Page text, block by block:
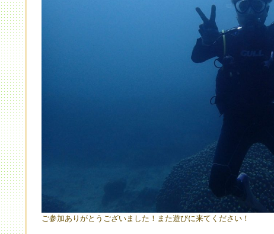
ご参加ありがとうございました！また遊びに来てください！